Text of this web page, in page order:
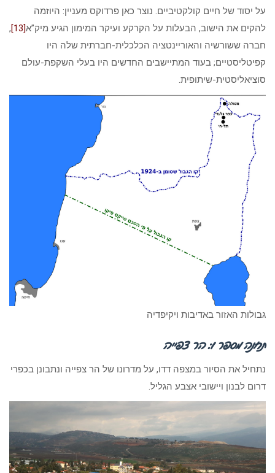
על יסוד של חיים קולקטיביים. נוצר כאן פרדוקס מעניין: היוזמה
להקים את הישוב, הבעלות על הקרקע ועיקר המימון הגיע מיק”א[13]
,
חברה ששורשיה והאוריינטציה הכלכלית-חברתית שלה היו
קפיטליסטיים; בעוד המתיישבים החדשים היו בעלי השקפת-עולם
סוציאליסטית-שיתופית.
גבולות האזור באדיבות ויקיפדיה
תחנה מספר 1: הר צפייה
נתחיל את הסיור במצפה דדו, על מדרונו של הר צפייה ונתבונן בכפרי
דרום לבנון ויישובי אצבע הגליל.